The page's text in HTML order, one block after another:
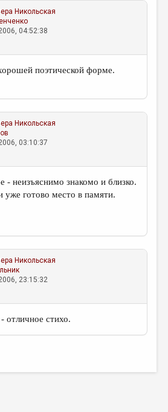
Никольская
04:52:38
поэтической форме.
Никольская
03:10:37
- неизъяснимо знакомо и близко.
уже готово место в памяти.
Никольская
23:15:32
отличное стихо.